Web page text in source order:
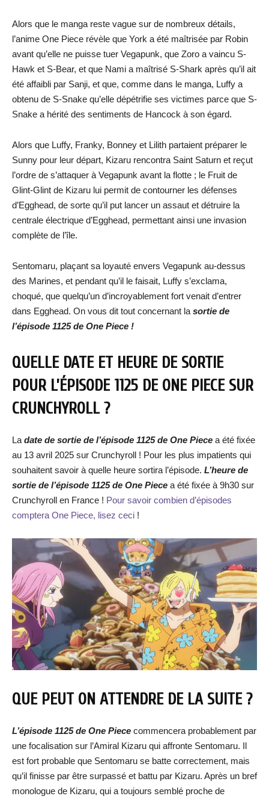
Alors que le manga reste vague sur de nombreux détails,
l’anime One Piece révèle que York a été maîtrisée par Robin
avant qu’elle ne puisse tuer Vegapunk, que Zoro a vaincu S-
Hawk et S-Bear, et que Nami a maîtrisé S-Shark après qu’il ait
été affaibli par Sanji, et que, comme dans le manga, Luffy a
obtenu de S-Snake qu’elle dépétrifie ses victimes parce que S-
Snake a hérité des sentiments de Hancock à son égard.
Alors que Luffy, Franky, Bonney et Lilith partaient préparer le
Sunny pour leur départ, Kizaru rencontra Saint Saturn et reçut
l’ordre de s’attaquer à Vegapunk avant la flotte ; le Fruit de
Glint-Glint de Kizaru lui permit de contourner les défenses
d’Egghead, de sorte qu’il put lancer un assaut et détruire la
centrale électrique d’Egghead, permettant ainsi une invasion
complète de l’île.
Sentomaru, plaçant sa loyauté envers Vegapunk au-dessus
des Marines, et pendant qu’il le faisait, Luffy s’exclama,
choqué, que quelqu’un d’incroyablement fort venait d’entrer
dans Egghead. On vous dit tout concernant la sortie de
l’épisode 1125 de One Piece !
QUELLE DATE ET HEURE DE SORTIE
POUR L’ÉPISODE 1125 DE ONE PIECE SUR
CRUNCHYROLL ?
La date de sortie de l’épisode 1125 de One Piece a été fixée
au 13 avril 2025 sur Crunchyroll ! Pour les plus impatients qui
souhaitent savoir à quelle heure sortira l’épisode. L’heure de
sortie de l’épisode 1125 de One Piece a été fixée à 9h30 sur
Crunchyroll en France ! Pour savoir combien d’épisodes
comptera One Piece, lisez ceci !
QUE PEUT ON ATTENDRE DE LA SUITE ?
L’épisode 1125 de One Piece commencera probablement par
une focalisation sur l’Amiral Kizaru qui affronte Sentomaru. Il
est fort probable que Sentomaru se batte correctement, mais
qu’il finisse par être surpassé et battu par Kizaru. Après un bref
monologue de Kizaru, qui a toujours semblé proche de